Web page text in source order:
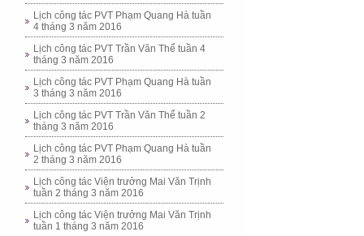
Lịch công tác PVT Phạm Quang Hà tuần
4 tháng 3 năm 2016
Lịch công tác PVT Trần Văn Thể tuần 4
tháng 3 năm 2016
Lịch công tác PVT Phạm Quang Hà tuần
3 tháng 3 năm 2016
Lịch công tác PVT Trần Văn Thể tuần 2
tháng 3 năm 2016
Lịch công tác PVT Phạm Quang Hà tuần
2 tháng 3 năm 2016
Lịch công tác Viện trưởng Mai Văn Trịnh
tuần 2 tháng 3 năm 2016
Lịch công tác Viện trưởng Mai Văn Trịnh
tuần 1 tháng 3 năm 2016